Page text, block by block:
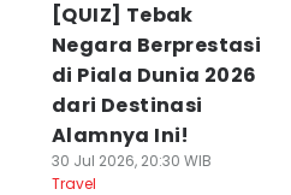
[QUIZ] Tebak
Negara Berprestasi
di Piala Dunia 2026
dari Destinasi
Alamnya Ini!
30 Jul 2026, 20:30 WIB
Travel